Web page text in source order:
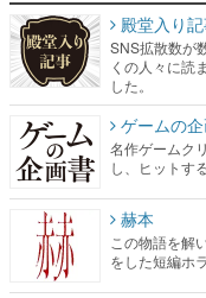
殿堂入り
SNS拡散数が
くの人々に読
した。
ゲームの
名作ゲームク
し、ヒットす
赫本
この物語を解
をした短編ホ